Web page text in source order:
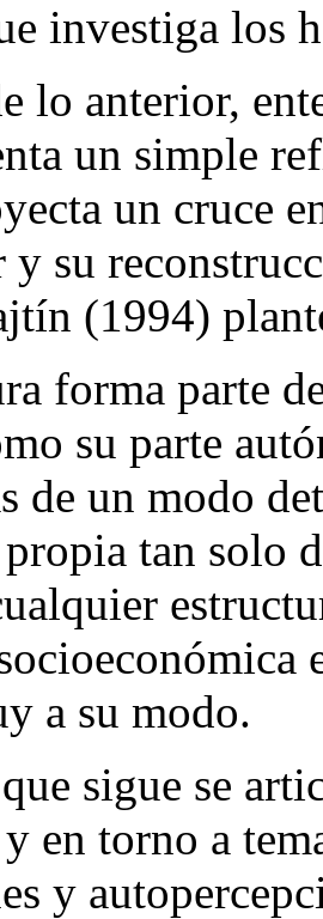
investiga los
lo anterior,
un simple
un cruce
y su
(1994)
forma parte
su parte
de un modo
tan solo
a su modo.
sigue se
en torno a
y